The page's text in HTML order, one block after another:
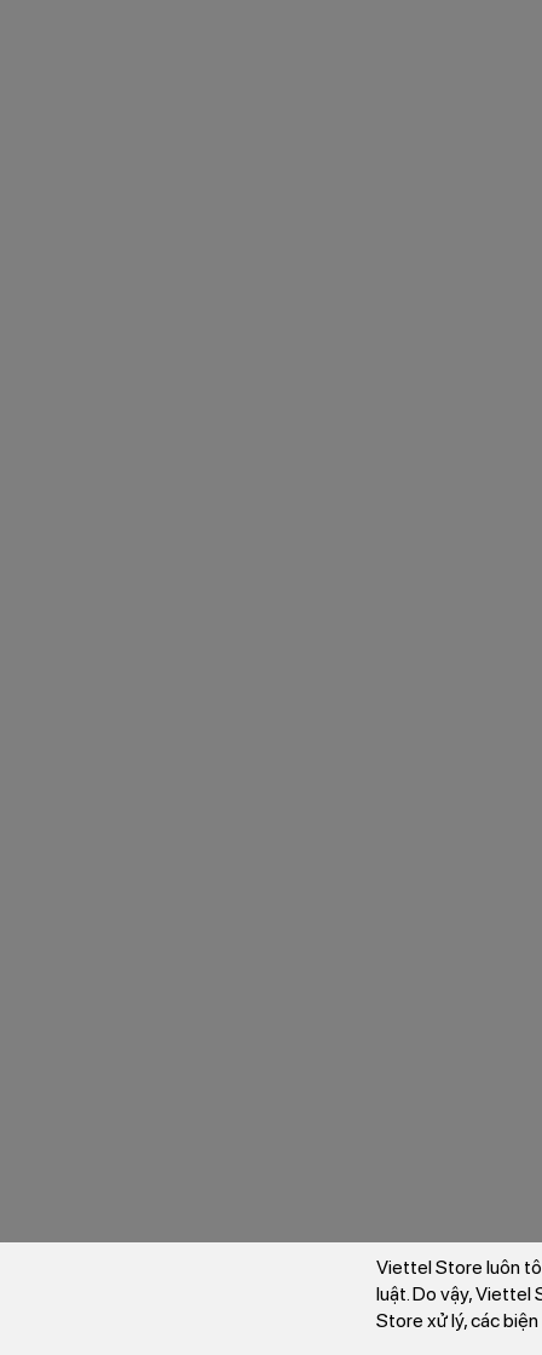
Viettel Store luôn
luật. Do vậy, Viettel
Store xử lý, các